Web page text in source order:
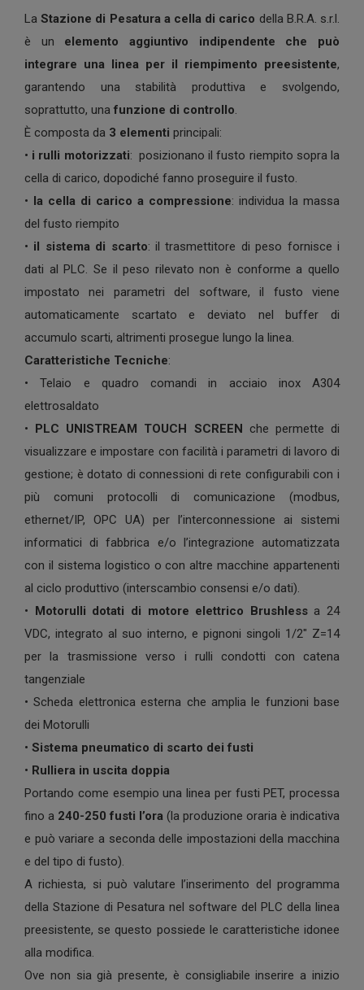
La Stazione di Pesatura a cella di carico della B.R.A. s.r.l.
è un elemento aggiuntivo indipendente che può
integrare una linea per il riempimento preesistente,
garantendo una stabilità produttiva e svolgendo,
soprattutto, una funzione di controllo.
È composta da 3 elementi principali:
• i rulli motorizzati: posizionano il fusto riempito sopra la
cella di carico, dopodiché fanno proseguire il fusto.
• la cella di carico a compressione: individua la massa
del fusto riempito
• il sistema di scarto: il trasmettitore di peso fornisce i
dati al PLC. Se il peso rilevato non è conforme a quello
impostato nei parametri del software, il fusto viene
automaticamente scartato e deviato nel buffer di
accumulo scarti, altrimenti prosegue lungo la linea.
Caratteristiche Tecniche:
• Telaio e quadro comandi in acciaio inox A304
elettrosaldato
• PLC UNISTREAM TOUCH SCREEN che permette di
visualizzare e impostare con facilità i parametri di lavoro di
gestione; è dotato di connessioni di rete configurabili con i
più comuni protocolli di comunicazione (modbus,
ethernet/IP, OPC UA) per l’interconnessione ai sistemi
informatici di fabbrica e/o l’integrazione automatizzata
con il sistema logistico o con altre macchine appartenenti
al ciclo produttivo (interscambio consensi e/o dati).
• Motorulli dotati di motore elettrico Brushlessa 24
VDC, integrato al suo interno, e pignoni singoli 1/2" Z=14
per la trasmissione verso i rulli condotti con catena
tangenziale
• Scheda elettronica esterna che amplia le funzioni base
dei Motorulli
• Sistema pneumatico di scarto dei fusti
• Rulliera in uscita doppia
Portando come esempio una linea per fusti PET, processa
fino a 240-250 fusti l’ora (la produzione oraria è indicativa
e può variare a seconda delle impostazioni della macchina
e del tipo di fusto).
A richiesta, si può valutare l’inserimento del programma
della Stazione di Pesatura nel software del PLC della linea
preesistente, se questo possiede le caratteristiche idonee
alla modifica.
Ove non sia già presente, è consigliabile inserire a inizio